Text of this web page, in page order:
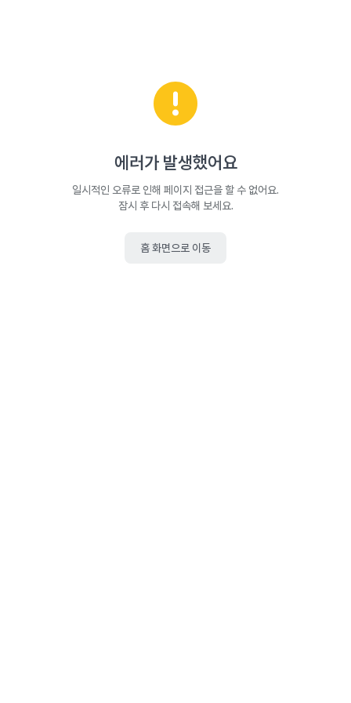
에러가 발생했어요
일시적인 오류로 인해 페이지 접근을 할 수 없어요.
잠시 후 다시 접속해 보세요.
홈 화면으로 이동